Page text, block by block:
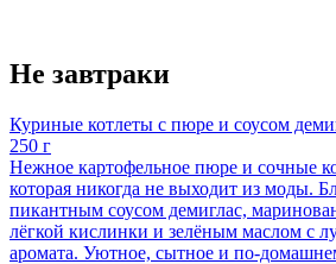
Не завтраки
Куриные котлеты с пюре и соусом
250 г
Нежное картофельное пюре и сочные
которая никогда не выходит из моды.
пикантным соусом демиглас,
лёгкой кислинки и зелёным маслом с
аромата. Уютное, сытное и